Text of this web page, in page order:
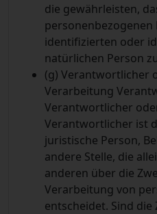
die gewährleisten,
identifizierten oder
natürlichen Person
(g) Verantwortlicher
Verarbeitung
Verantwortlicher
Verantwortlicher ist
juristische Person,
andere Stelle, die
anderen über die
Verarbeitung von
entscheidet. Sind